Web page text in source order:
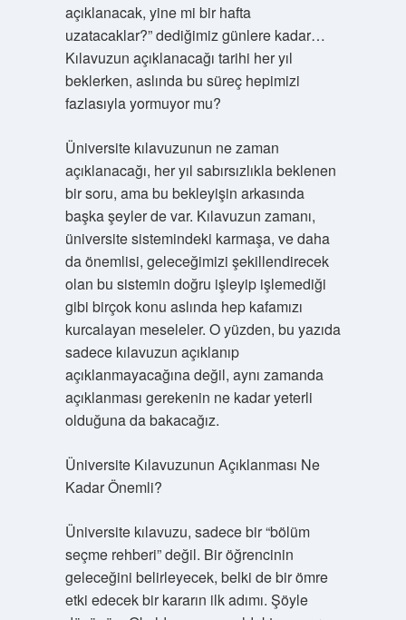
açıklanacak, yine mi bir hafta
uzatacaklar?” dediğimiz günlere kadar…
Kılavuzun açıklanacağı tarihi her yıl
beklerken, aslında bu süreç hepimizi
fazlasıyla yormuyor mu?
Üniversite kılavuzunun ne zaman
açıklanacağı, her yıl sabırsızlıkla beklenen
bir soru, ama bu bekleyişin arkasında
başka şeyler de var. Kılavuzun zamanı,
üniversite sistemindeki karmaşa, ve daha
da önemlisi, geleceğimizi şekillendirecek
olan bu sistemin doğru işleyip işlemediği
gibi birçok konu aslında hep kafamızı
kurcalayan meseleler. O yüzden, bu yazıda
sadece kılavuzun açıklanıp
açıklanmayacağına değil, aynı zamanda
açıklanması gerekenin ne kadar yeterli
olduğuna da bakacağız.
Üniversite Kılavuzunun Açıklanması Ne
Kadar Önemli?
Üniversite kılavuzu, sadece bir “bölüm
seçme rehberi” değil. Bir öğrencinin
geleceğini belirleyecek, belki de bir ömre
etki edecek bir kararın ilk adımı. Şöyle